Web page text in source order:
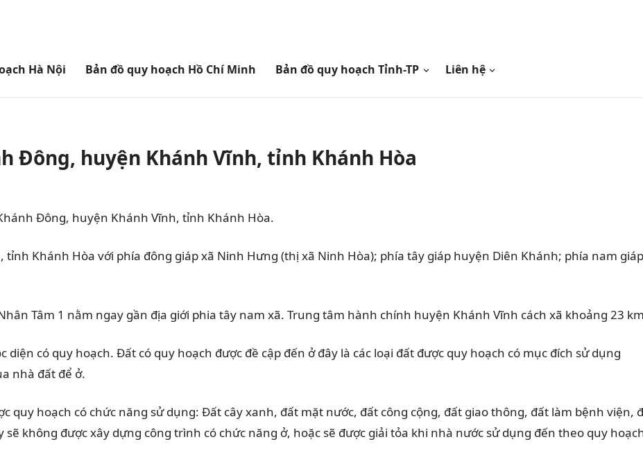
Hà Nội Bản đồ quy hoạch Hồ Chí Minh Bản đồ quy hoạch Tỉnh-TP Liên hệ
Đông, huyện Khánh Vĩnh, tỉnh Khánh Hòa
Đông, huyện Khánh Vĩnh, tỉnh Khánh Hòa.
Khánh Hòa với phía đông giáp xã Ninh Hưng (thị xã Ninh Hòa); phía tây giáp huyện Diên Khánh; phía nam giáp
Tâm 1 nằm ngay gần địa giới phia tây nam xã. Trung tâm hành chính huyện Khánh Vĩnh cách xã khoảng 23
có quy hoạch. Đất có quy hoạch được đề cập đến ở đây là các loại đất được quy hoạch có mục đích sử dụng
nhà đất để ở.
quy hoạch có chức năng sử dụng: Đất cây xanh, đất mặt nước, đất công cộng, đất giao thông, đất làm bệnh viện,
không được xây dựng công trình có chức năng ở, hoặc sẽ được giải tỏa khi nhà nước sử dụng đến theo quy